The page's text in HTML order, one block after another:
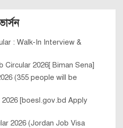
: Walk-In Interview &
Circular 2026[ Biman Sena]
(355 people will be
[boesl.gov.bd Apply
2026 (Jordan Job Visa